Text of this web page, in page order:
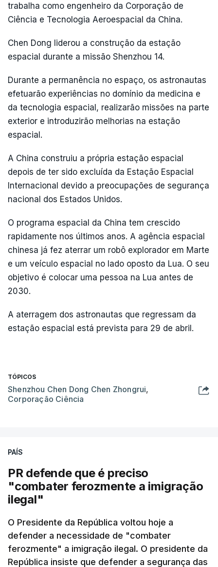
trabalha como engenheiro da Corporação de
Ciência e Tecnologia Aeroespacial da China.
Chen Dong liderou a construção da estação
espacial durante a missão Shenzhou 14.
Durante a permanência no espaço, os astronautas
efetuarão experiências no domínio da medicina e
da tecnologia espacial, realizarão missões na parte
exterior e introduzirão melhorias na estação
espacial.
A China construiu a própria estação espacial
depois de ter sido excluída da Estação Espacial
Internacional devido a preocupações de segurança
nacional dos Estados Unidos.
O programa espacial da China tem crescido
rapidamente nos últimos anos. A agência espacial
chinesa já fez aterrar um robô explorador em Marte
e um veículo espacial no lado oposto da Lua. O seu
objetivo é colocar uma pessoa na Lua antes de
2030.
A aterragem dos astronautas que regressam da
estação espacial está prevista para 29 de abril.
TÓPICOS
Shenzhou Chen Dong Chen Zhongrui,
Corporação Ciência
PAÍS
PR defende que é preciso
"combater ferozmente a imigração
ilegal"
O Presidente da República voltou hoje a
defender a necessidade de "combater
ferozmente" a imigração ilegal. O presidente da
República insiste que defender a segurança das